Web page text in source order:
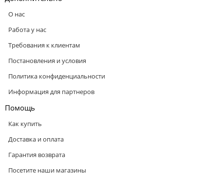
О нас
Работа у нас
Требования к клиентам
Постановления и условия
Политика конфиденциальности
Информация для партнеров
Помощь
Как купить
Доставка и оплата
Гарантия возврата
Посетите наши магазины